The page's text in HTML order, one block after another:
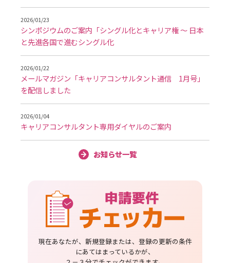
2026/01/23
シンポジウムのご案内「シングル化とキャリア権 ～ 日本
と先進各国で進むシングル化
2026/01/22
メールマガジン「キャリアコンサルタント通信 1月号」
を配信しました
2026/01/04
キャリアコンサルタント専用ダイヤルのご案内
お知らせ一覧
現在あなたが、新規登録または、登録の更新の条件
にあてはまっているかが、